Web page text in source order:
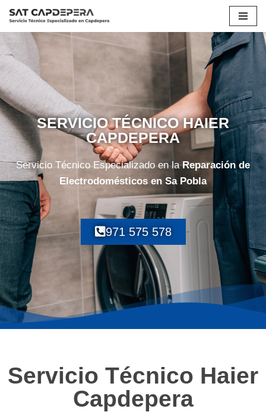
Saltar
al
contenido
SERVICIO TÉCNICO HAIER
CAPDEPERA
Servicio Técnico Especializado en laReparación de
Electrodomésticos en Sa Pobla
971 575 578
Servicio Técnico Haier
Capdepera